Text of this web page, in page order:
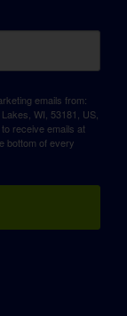
emails from:
WI, 53181, US,
receive emails at
bottom of every